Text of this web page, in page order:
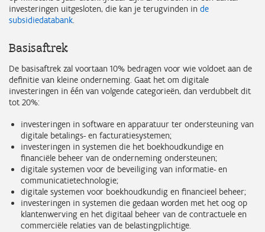
investeringen uitgesloten, die kan je terugvinden in de
subsidiedatabank.
Basisaftrek
De basisaftrek zal voortaan 10% bedragen voor wie voldoet aan de
definitie van kleine onderneming. Gaat het om digitale
investeringen in één van volgende categorieën, dan verdubbelt dit
tot 20%:
investeringen in software en apparatuur ter ondersteuning van
digitale betalings- en facturatiesystemen;
investeringen in systemen die het boekhoudkundige en
financiële beheer van de onderneming ondersteunen;
digitale systemen voor de beveiliging van informatie- en
communicatietechnologie;
digitale systemen voor boekhoudkundig en financieel beheer;
investeringen in systemen die gedaan worden met het oog op
klantenwerving en het digitaal beheer van de contractuele en
commerciële relaties van de belastingplichtige.